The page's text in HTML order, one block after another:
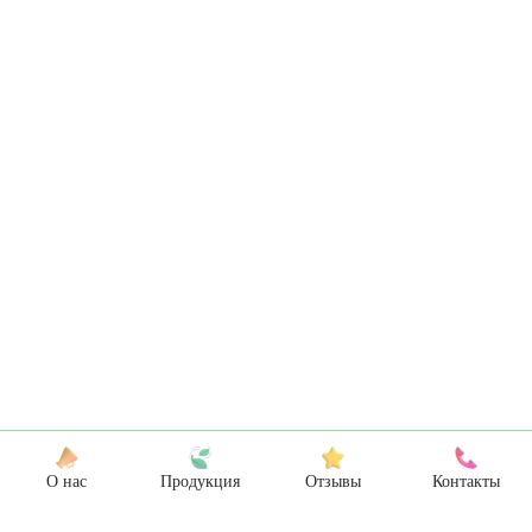
О нас Продукция Отзывы Контакты